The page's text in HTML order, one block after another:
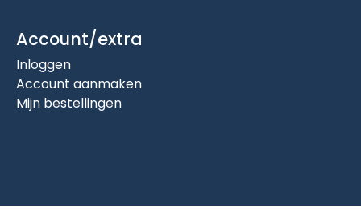
Account/extra
Inloggen
Account aanmaken
Mijn bestellingen